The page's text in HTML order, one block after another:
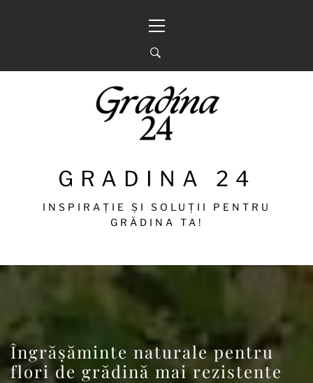
principal
GRADINA 24
INSPIRAȚIE ȘI SOLUȚII PENTRU
GRĂDINA TA!
Îngrășăminte naturale pentru
flori de grădină mai rezistente